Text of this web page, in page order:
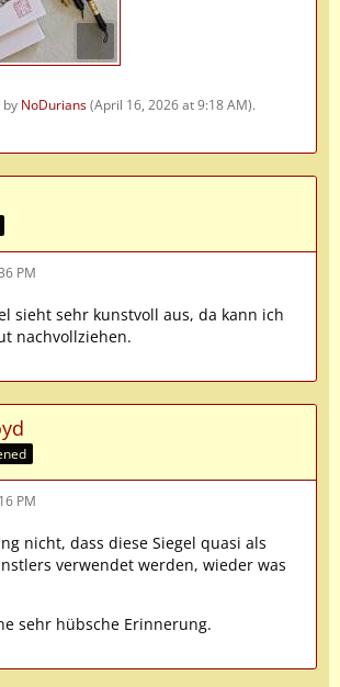
by NoDurians(April 16, 2026 at 9:18 AM).
PM
sieht sehr kunstvoll aus, da kann ich
nachvollziehen.
PM
nicht, dass diese Siegel quasi als
verwendet werden, wieder was
sehr hübsche Erinnerung.